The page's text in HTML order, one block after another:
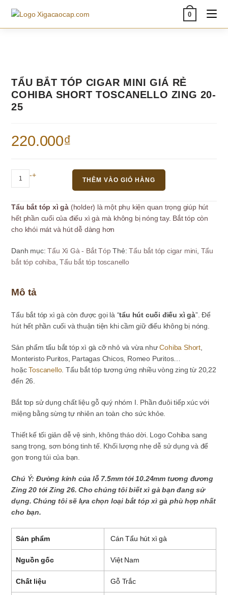
content
0
TẨU BẮT TÓP CIGAR MINI GIÁ RẺ
COHIBA SHORT TOSCANELLO ZING 20-
25
220.000₫
Tẩu
cigar
mini
giá
Cohiba
Short
20-
số
lượng
-+
THÊM VÀO GIỎ HÀNG
Tẩu bắt tóp xì gà (holder) là một phụ kiện quan trọng giúp hút
hết phần cuối của điếu xì gà mà không bị nóng tay. Bắt tóp còn
cho khói mát và hút dễ dàng hơn
Danh mục:Tẩu Xì Gà - Bắt Tóp Thẻ:Tẩu bắt tóp cigar mini Tẩu
bắt tóp cohiba ,Tẩu bắt tóp toscanello
Mô tả
Tẩu bắt tóp xì gà còn được gọi là “tẩu hút cuối điếu xì gà”. Để
hút hết phần cuối và thuận tiện khi cầm giữ điếu không bị nóng.
Sản phẩm tẩu bắt tóp xì gà cỡ nhỏ và vừa nhưCohiba Short
Monteristo Puritos, Partagas Chicos, Romeo Puritos…
hoặcToscanello. Tẩu bắt tóp tương ứng nhiều vòng zing từ 20,22
đến 26.
Bắt top sử dụng chất liệu gỗ quý nhóm I. Phần đuôi tiếp xúc với
miệng bằng sừng tự nhiên an toàn cho sức khỏe.
Thiết kế tối giản dễ vệ sinh, không tháo dời. Logo Cohiba sang
sang trọng, sơn bóng tinh tế. Khối lượng nhẹ dễ sử dụng và để
gọn trong túi của bạn.
Chú Ý: Đường kính của lỗ 7.5mm tới 10.24mm tương đương
Zing 20 tới Zing 26. Cho chúng tôi biết xì gà bạn đang sử
dụng. Chúng tôi sẽ lựa chọn loại bắt tóp xì gà phù hợp nhất
cho bạn.
Sản phẩm Cán Tẩu hút xì gà
Nguồn gốc Việt Nam
Chất liệu Gỗ Trắc